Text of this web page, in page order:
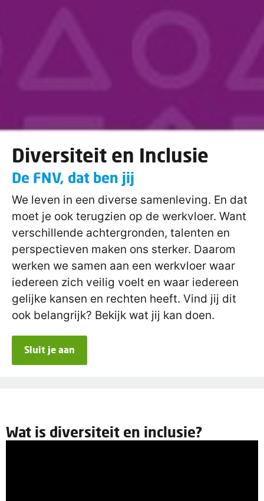
Diversiteit en Inclusie
De FNV, dat ben jij
We leven in een diverse samenleving. En dat
moet je ook terugzien op de werkvloer. Want
verschillende achtergronden, talenten en
perspectieven maken ons sterker. Daarom
werken we samen aan een werkvloer waar
iedereen zich veilig voelt en waar iedereen
gelijke kansen en rechten heeft. Vind jij dit
ook belangrijk? Bekijk wat jij kan doen.
Sluit je aan
Wat is diversiteit en inclusie?